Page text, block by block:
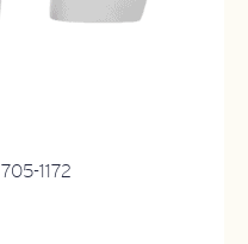
705-1172